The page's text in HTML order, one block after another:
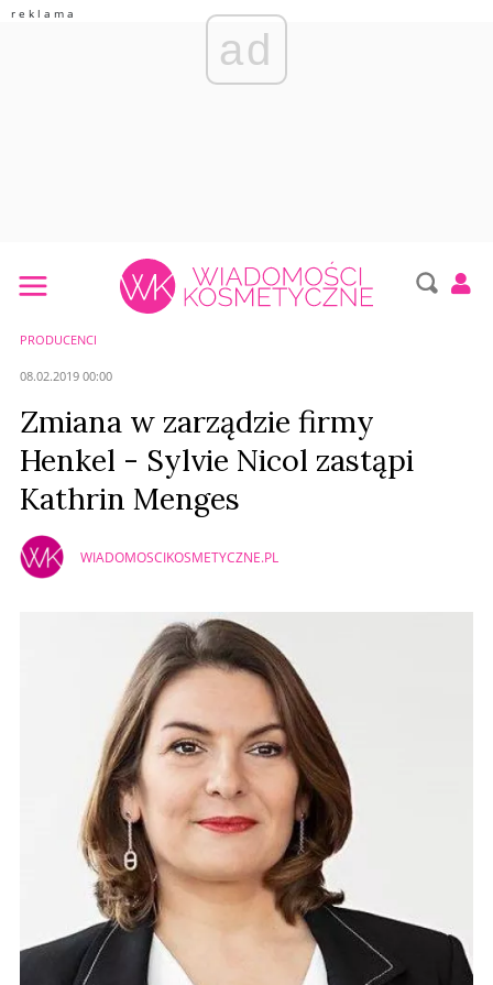
ad
PRODUCENCI
08.02.2019 00:00
Zmiana w zarządzie firmy
Henkel - Sylvie Nicol zastąpi
Kathrin Menges
WIADOMOSCIKOSMETYCZNE.PL